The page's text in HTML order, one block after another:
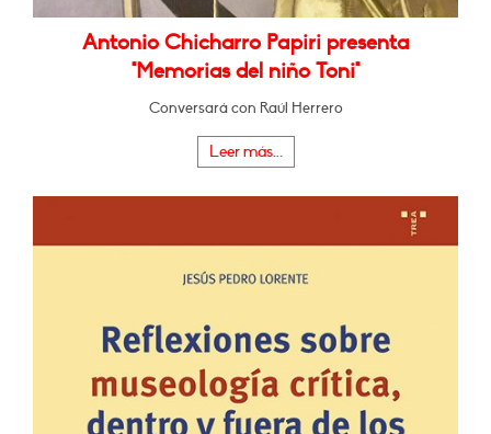
Antonio Chicharro Papiri presenta
"Memorias del niño Toni"
Conversará con Raúl Herrero
Leer más...